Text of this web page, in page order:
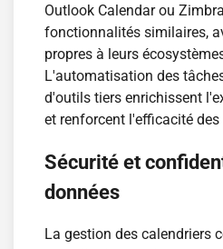
Outlook Calendar ou
fonctionnalités similaires,
propres à leurs
L'automatisation des
d'outils tiers enrichissent
et renforcent l'efficacité des
Sécurité et
données
La gestion des calendriers